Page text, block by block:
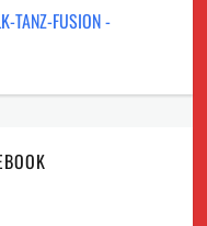
TANZ-FUSION -